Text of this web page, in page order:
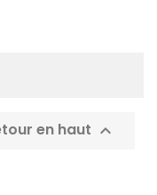
en haut 